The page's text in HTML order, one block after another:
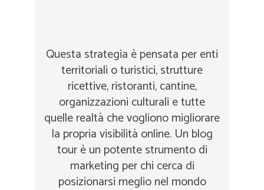
Questa strategia è pensata per enti
territoriali o turistici, strutture
ricettive, ristoranti, cantine,
organizzazioni culturali e tutte
quelle realtà che vogliono migliorare
la propria visibilità online. Un blog
tour è un potente strumento di
marketing per chi cerca di
posizionarsi meglio nel mondo